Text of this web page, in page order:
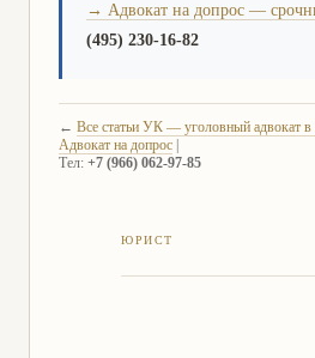
→ Адвокат на допрос —
(495) 230-16-82
← Все статьи УК — уголовный адвокат
Адвокат на допрос
Тел: +7 (966) 062-97-85